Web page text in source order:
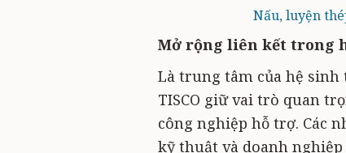
Nấu, luyện
Mở rộng liên kết trong
Là trung tâm của hệ
TISCO giữ vai trò quan
công nghiệp hỗ trợ. Các
kỹ thuật và doanh